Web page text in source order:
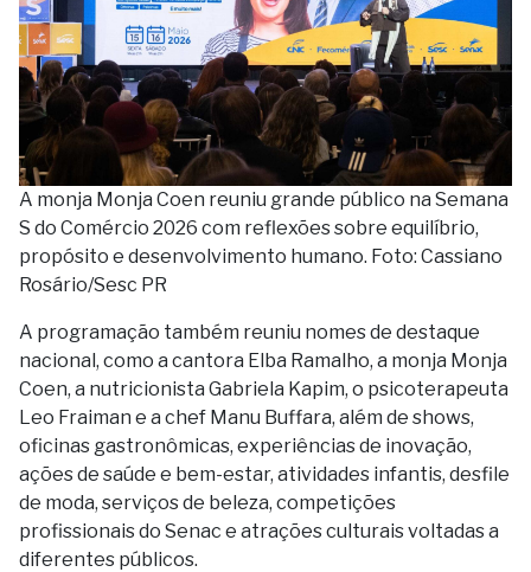
A monja Monja Coen reuniu grande público na Semana
S do Comércio 2026 com reflexões sobre equilíbrio,
propósito e desenvolvimento humano. Foto: Cassiano
Rosário/Sesc PR
A programação também reuniu nomes de destaque
nacional, como a cantora Elba Ramalho, a monja Monja
Coen, a nutricionista Gabriela Kapim, o psicoterapeuta
Leo Fraiman e a chef Manu Buffara, além de shows,
oficinas gastronômicas, experiências de inovação,
ações de saúde e bem-estar, atividades infantis, desfile
de moda, serviços de beleza, competições
profissionais do Senac e atrações culturais voltadas a
diferentes públicos.